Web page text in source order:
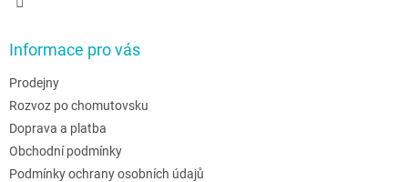
Informace pro vás
Prodejny
Rozvoz po chomutovsku
Doprava a platba
Obchodní podmínky
Podmínky ochrany osobních údajů